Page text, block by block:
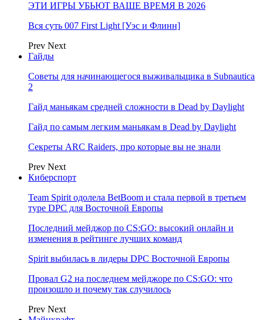
ЭТИ ИГРЫ УБЬЮТ ВАШЕ ВРЕМЯ В 2026
Вся суть 007 First Light [Уэс и Флинн]
Prev Next
Гайды
Советы для начинающегося выживальщика в Subnautica
2
Гайд маньякам средней сложности в Dead by Daylight
Гайд по самым легким маньякам в Dead by Daylight
Секреты ARC Raiders, про которые вы не знали
Prev Next
Киберспорт
Team Spirit одолела BetBoom и стала первой в третьем
туре DPC для Восточной Европы
Последний мейджор по CS:GO: высокий онлайн и
изменения в рейтинге лучших команд
Spirit выбилась в лидеры DPC Восточной Европы
Провал G2 на последнем мейджоре по CS:GO: что
произошло и почему так случилось
Prev Next